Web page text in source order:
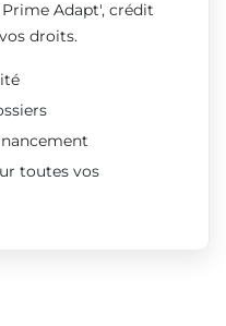
Adapt', crédit
droits.
toutes vos